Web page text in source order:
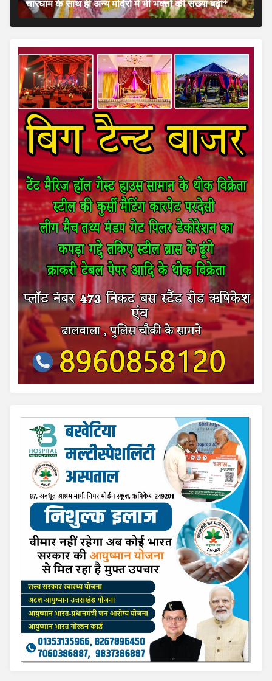
चारधाम के साथ ही अन्य मंदिरों में भी भक्तों की संख्या बढ़ी*